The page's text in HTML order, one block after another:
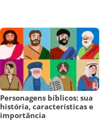
Personagens bíblicos: sua
história, características e
importância